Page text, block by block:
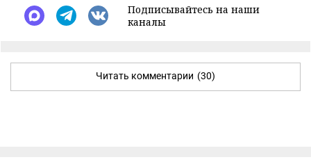
Подписывайтесь на наши
каналы
Читать комментарии (30)